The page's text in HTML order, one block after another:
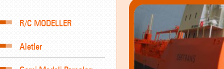
R/C MODELLER
Aletler